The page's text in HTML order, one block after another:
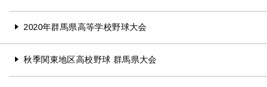
2020年群馬県高等学校野球大会
秋季関東地区高校野球 群馬県大会